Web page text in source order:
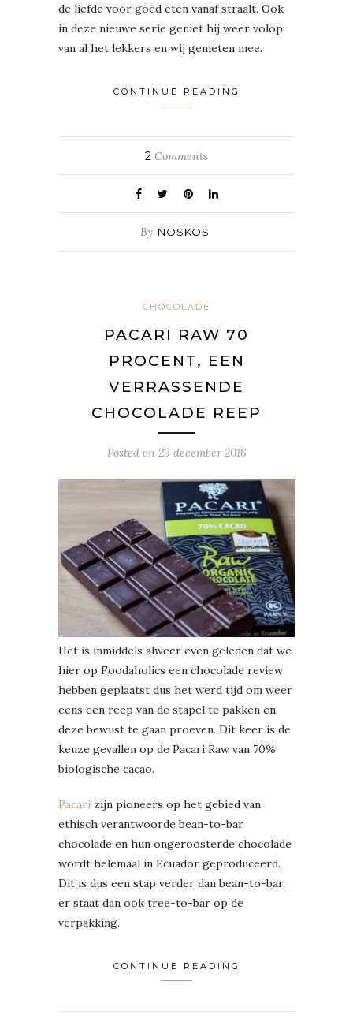
de liefde voor goed eten vanaf straalt. Ook
in deze nieuwe serie geniet hij weer volop
van al het lekkers en wij genieten mee.
CONTINUE READING
2 Comments
By NOSKOS
CHOCOLADE
PACARI RAW 70
PROCENT, EEN
VERRASSENDE
CHOCOLADE REEP
Posted on 29 december 2016
Het is inmiddels alweer even geleden dat we
hier op Foodaholics een chocolade review
hebben geplaatst dus het werd tijd om weer
eens een reep van de stapel te pakken en
deze bewust te gaan proeven. Dit keer is de
keuze gevallen op de Pacari Raw van 70%
biologische cacao.
Pacari zijn pioneers op het gebied van
ethisch verantwoorde bean-to-bar
chocolade en hun ongeroosterde chocolade
wordt helemaal in Ecuador geproduceerd.
Dit is dus een stap verder dan bean-to-bar,
er staat dan ook tree-to-bar op de
verpakking.
CONTINUE READING